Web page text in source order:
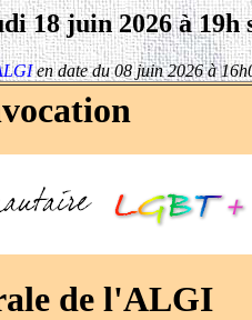
18 juin 2026 à
en date du 08 juin 2026 à
de l'ALGI